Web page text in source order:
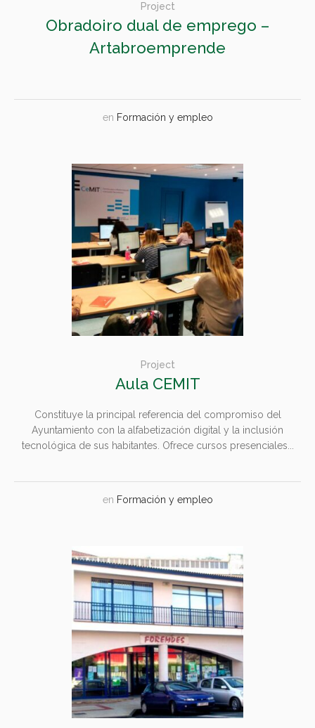
Project
Obradoiro dual de emprego –
Artabroemprende
en Formación y empleo
Project
Aula CEMIT
Constituye la principal referencia del compromiso del
Ayuntamiento con la alfabetización digital y la inclusión
tecnológica de sus habitantes. Ofrece cursos presenciales...
en Formación y empleo